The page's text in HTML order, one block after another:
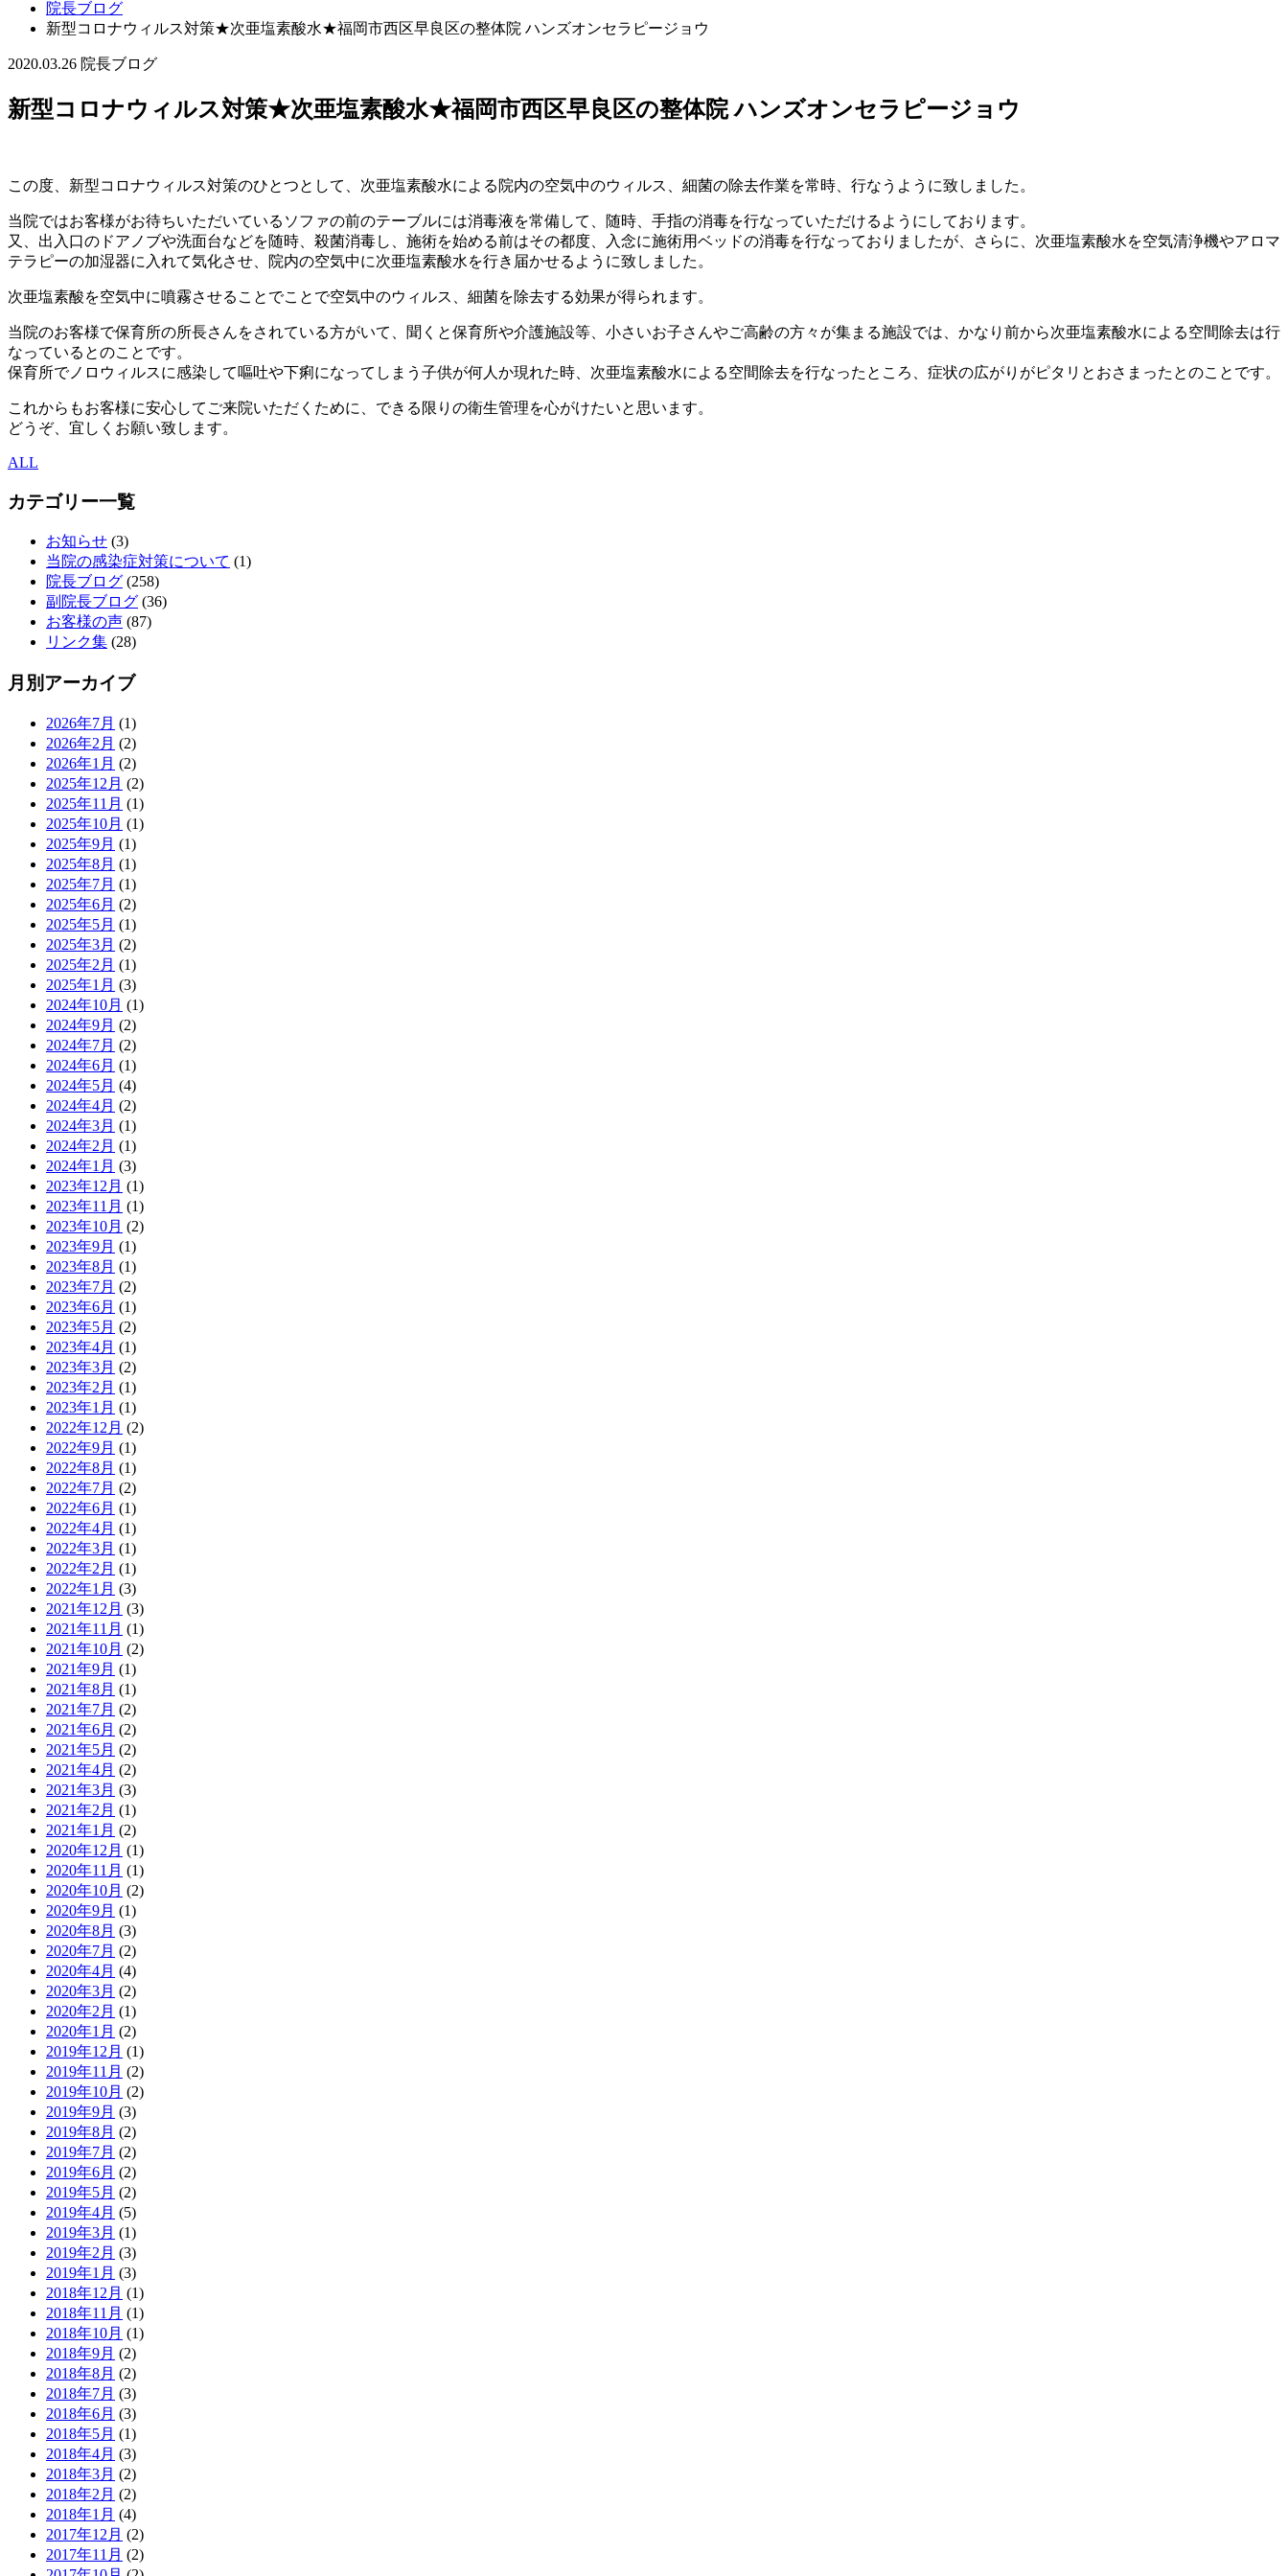
院長ブログ
新型コロナウィルス対策★次亜塩素酸水★福岡市西区早良区の整体院 ハンズオンセラピージョウ
2020.03.26 院長ブログ
新型コロナウィルス対策★次亜塩素酸水★福岡市西区早良区の整体院 ハンズオンセラピージョウ
この度、新型コロナウィルス対策のひとつとして、次亜塩素酸水による院内の空気中のウィルス、細菌の除去作業を常時、行なうように致しました。
当院ではお客様がお待ちいただいているソファの前のテーブルには消毒液を常備して、随時、手指の消毒を行なっていただけるようにしております。
又、出入口のドアノブや洗面台などを随時、殺菌消毒し、施術を始める前はその都度、入念に施術用ベッドの消毒を行なっておりましたが、さらに、次亜塩素酸水を空気清浄機やアロマ
テラピーの加湿器に入れて気化させ、院内の空気中に次亜塩素酸水を行き届かせるように致しました。
次亜塩素酸を空気中に噴霧させることでことで空気中のウィルス、細菌を除去する効果が得られます。
当院のお客様で保育所の所長さんをされている方がいて、聞くと保育所や介護施設等、小さいお子さんやご高齢の方々が集まる施設では、かなり前から次亜塩素酸水による空間除去は行
なっているとのことです。
保育所でノロウィルスに感染して嘔吐や下痢になってしまう子供が何人か現れた時、次亜塩素酸水による空間除去を行なったところ、症状の広がりがピタリとおさまったとのことです。
これからもお客様に安心してご来院いただくために、できる限りの衛生管理を心がけたいと思います。
どうぞ、宜しくお願い致します。
ALL
カテゴリー一覧
お知らせ (3)
当院の感染症対策について (1)
院長ブログ (258)
副院長ブログ (36)
お客様の声 (87)
リンク集 (28)
月別アーカイブ
2026年7月 (1)
2026年2月 (2)
2026年1月 (2)
2025年12月 (2)
2025年11月 (1)
2025年10月 (1)
2025年9月 (1)
2025年8月 (1)
2025年7月 (1)
2025年6月 (2)
2025年5月 (1)
2025年3月 (2)
2025年2月 (1)
2025年1月 (3)
2024年10月 (1)
2024年9月 (2)
2024年7月 (2)
2024年6月 (1)
2024年5月 (4)
2024年4月 (2)
2024年3月 (1)
2024年2月 (1)
2024年1月 (3)
2023年12月 (1)
2023年11月 (1)
2023年10月 (2)
2023年9月 (1)
2023年8月 (1)
2023年7月 (2)
2023年6月 (1)
2023年5月 (2)
2023年4月 (1)
2023年3月 (2)
2023年2月 (1)
2023年1月 (1)
2022年12月 (2)
2022年9月 (1)
2022年8月 (1)
2022年7月 (2)
2022年6月 (1)
2022年4月 (1)
2022年3月 (1)
2022年2月 (1)
2022年1月 (3)
2021年12月 (3)
2021年11月 (1)
2021年10月 (2)
2021年9月 (1)
2021年8月 (1)
2021年7月 (2)
2021年6月 (2)
2021年5月 (2)
2021年4月 (2)
2021年3月 (3)
2021年2月 (1)
2021年1月 (2)
2020年12月 (1)
2020年11月 (1)
2020年10月 (2)
2020年9月 (1)
2020年8月 (3)
2020年7月 (2)
2020年4月 (4)
2020年3月 (2)
2020年2月 (1)
2020年1月 (2)
2019年12月 (1)
2019年11月 (2)
2019年10月 (2)
2019年9月 (3)
2019年8月 (2)
2019年7月 (2)
2019年6月 (2)
2019年5月 (2)
2019年4月 (5)
2019年3月 (1)
2019年2月 (3)
2019年1月 (3)
2018年12月 (1)
2018年11月 (1)
2018年10月 (1)
2018年9月 (2)
2018年8月 (2)
2018年7月 (3)
2018年6月 (3)
2018年5月 (1)
2018年4月 (3)
2018年3月 (2)
2018年2月 (2)
2018年1月 (4)
2017年12月 (2)
2017年11月 (2)